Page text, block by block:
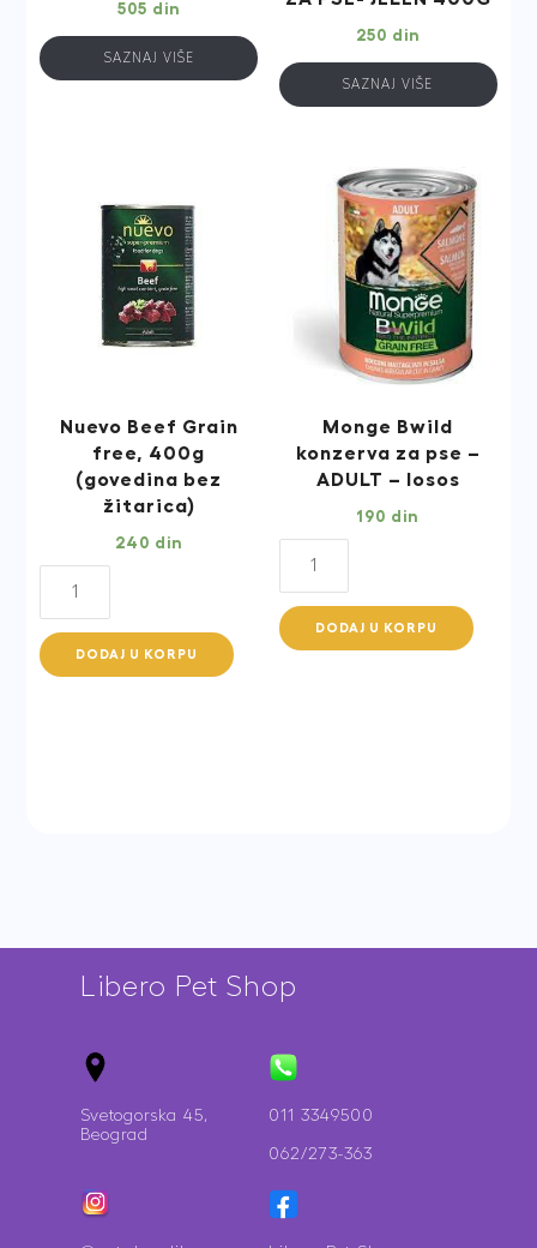
505 din
SAZNAJ VIŠE
250 din
SAZNAJ VIŠE
Nuevo Beef Grain
free, 400g
(govedina bez
žitarica)
240 din
Grain
free,
DODAJ U KORPU
Monge Bwild
konzerva za pse –
ADULT – losos
190 din
konzerva
za
DODAJ U KORPU
Libero Pet Shop
Svetogorska 45,
Beograd
011 3349500
062/273-363